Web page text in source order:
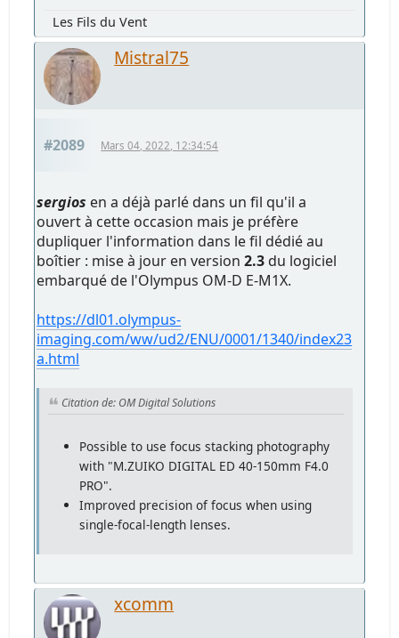
Les Fils du Vent
Mistral75
#2089 Mars 04, 2022, 12:34:54
sergios en a déjà parlé dans un fil qu'il a
ouvert à cette occasion mais je préfère
dupliquer l'information dans le fil dédié au
boîtier : mise à jour en version2.3 du logiciel
embarqué de l'Olympus OM-D E-M1X.
https://dl01.olympus-
imaging.com/ww/ud2/ENU/0001/1340/index23
a.html
Citation de: OM Digital Solutions
Possible to use focus stacking photography
with "M.ZUIKO DIGITAL ED 40-150mm F4.0
PRO".
Improved precision of focus when using
single-focal-length lenses.
xcomm